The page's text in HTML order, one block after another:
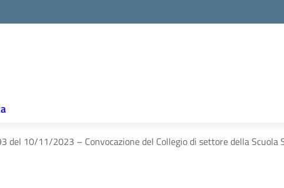
del 10/11/2023 – Convocazione del Collegio di settore della Scuola